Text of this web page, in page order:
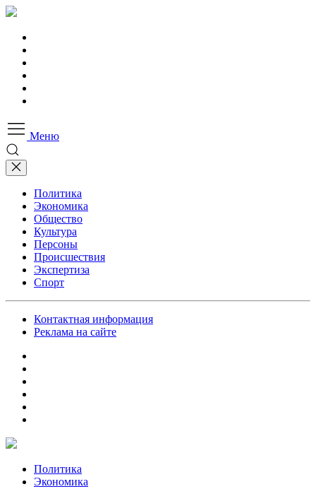
Меню
Политика
Экономика
Общество
Культура
Персоны
Происшествия
Экспертиза
Спорт
Контактная информация
Реклама на сайте
Политика
Экономика